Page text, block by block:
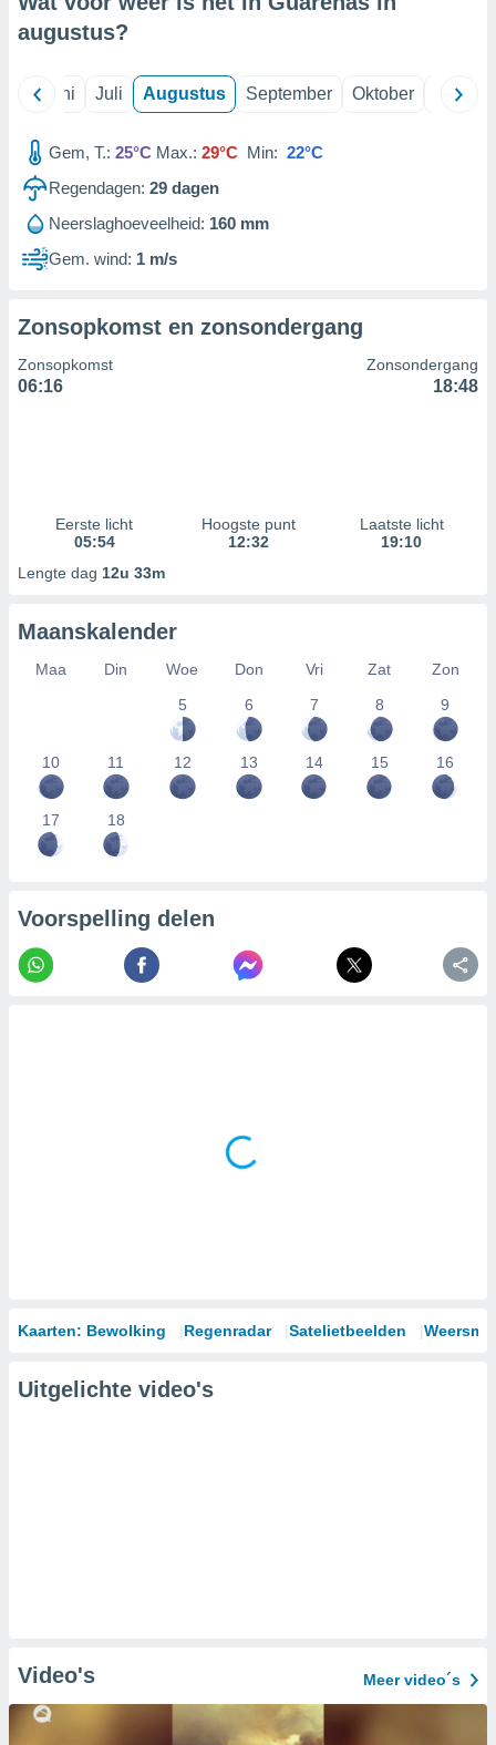
augustus?
Juni Juli Augustus September Oktober
Gem, T.: 25°C Max.: 29°C Min: 22°C
Regendagen: 29 dagen
Neerslaghoeveelheid: 160 mm
Gem. wind: 1 m/s
Zonsopkomst en zonsondergang
Zonsopkomst
06:16
Zonsondergang
18:48
Eerste licht
05:54
Hoogste punt
12:32
Laatste licht
19:10
Lengte dag 12u 33m
Maanskalender
Maa Din Woe Don Vri Zat
Zon
5
6 7 8 9
10 11 12 13 14 15 16
17 18
Voorspelling delen
Kaarten: Bewolking Regenradar Satelietbeelden
Uitgelichte video's
Video's Meer video´s